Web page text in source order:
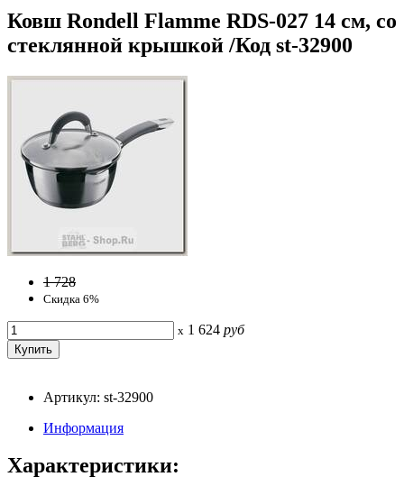
Ковш Rondell Flamme RDS-027 14 см, со
стеклянной крышкой /Код st-32900
1 728
Скидка 6%
x 1 624 руб
Артикул: st-32900
Информация
Характеристики: